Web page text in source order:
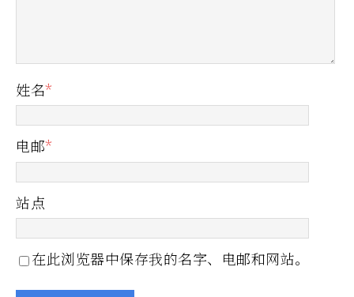
姓名*
电邮*
站点
在此浏览器中保存我的名字、电邮和网站。